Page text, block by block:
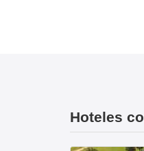
Hoteles